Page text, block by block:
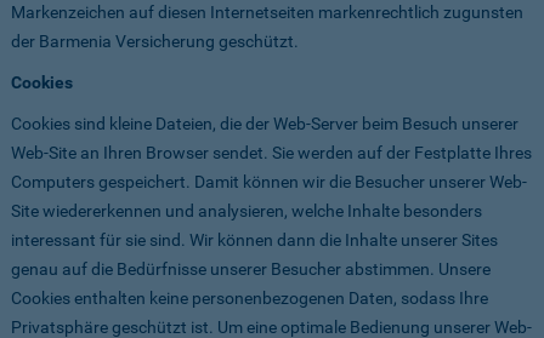
Markenzeichen auf diesen Internetseiten markenrechtlich zugunsten
der Barmenia Versicherung geschützt.
Cookies
Cookies sind kleine Dateien, die der Web-Server beim Besuch unserer
Web-Site an Ihren Browser sendet. Sie werden auf der Festplatte Ihres
Computers gespeichert. Damit können wir die Besucher unserer Web-
Site wiedererkennen und analysieren, welche Inhalte besonders
interessant für sie sind. Wir können dann die Inhalte unserer Sites
genau auf die Bedürfnisse unserer Besucher abstimmen. Unsere
Cookies enthalten keine personenbezogenen Daten, sodass Ihre
Privatsphäre geschützt ist. Um eine optimale Bedienung unserer Web-